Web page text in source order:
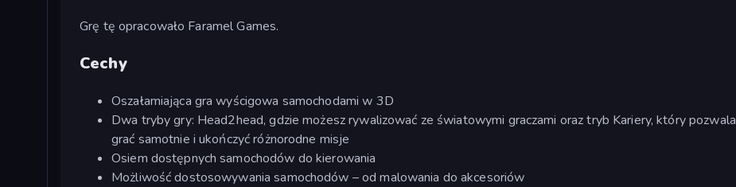
Grę tę opracowało Faramel Games.
Cechy
Oszałamiająca gra wyścigowa samochodami w 3D
Dwa tryby gry: Head2head, gdzie możesz rywalizować ze światowymi graczami oraz tryb Kariery, który pozwala
grać samotnie i ukończyć różnorodne misje
Osiem dostępnych samochodów do kierowania
Możliwość dostosowywania samochodów – od malowania do akcesoriów